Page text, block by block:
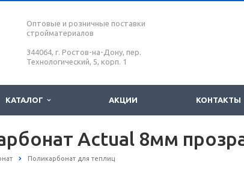
Оптовые и розничные поставки
стройматериалов
344064, г. Ростов-на-Дону, пер.
Технологический, 5, корп. 1
КАТАЛОГ АКЦИИ КОНТАКТЫ
Actual 8мм
Поликарбонат для теплиц